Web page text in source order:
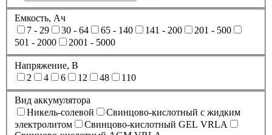
Емкость, Ач
7 - 29
30 - 64 65 - 140 141 - 200
201 - 500
501 - 2000
2001 - 5000
Напряжение, В
2
4 6 12 48 110
Вид аккумулятора
Никель-солевой
Свинцово-кислотный с жидким
электролитом
Свинцово-кислотный GEL VRLA